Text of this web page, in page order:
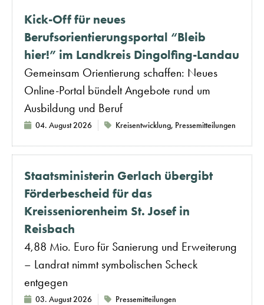
Kick-Off für neues
Berufsorientierungsportal “Bleib
hier!” im Landkreis Dingolfing-Landau
Gemeinsam Orientierung schaffen: Neues
Online-Portal bündelt Angebote rund um
Ausbildung und Beruf
04. August 2026 Kreisentwicklung, Pressemitteilungen
Staatsministerin Gerlach übergibt
Förderbescheid für das
Kreisseniorenheim St. Josef in
Reisbach
4,88 Mio. Euro für Sanierung und Erweiterung
– Landrat nimmt symbolischen Scheck
entgegen
03. August 2026 Pressemitteilungen